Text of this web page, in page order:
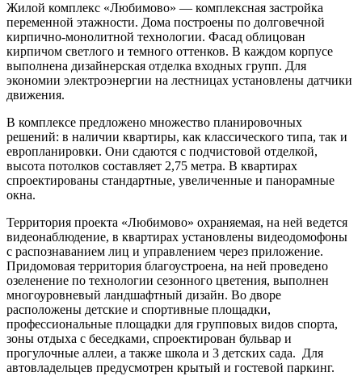
Жилой комплекс «Любимово» — комплексная застройка
переменной этажности. Дома построены по долговечной
кирпично-монолитной технологии. Фасад облицован
кирпичом светлого и темного оттенков. В каждом корпусе
выполнена дизайнерская отделка входных групп. Для
экономии электроэнергии на лестницах установлены датчики
движения.
В комплексе предложено множество планировочных
решений: в наличии квартиры, как классического типа, так и
европланировки. Они сдаются с подчистовой отделкой,
высота потолков составляет 2,75 метра. В квартирах
спроектированы стандартные, увеличенные и панорамные
окна.
Территория проекта «Любимово» охраняемая, на ней ведется
видеонаблюдение, в квартирах установлены видеодомофоны
с распознаванием лиц и управлением через приложение.
Придомовая территория благоустроена, на ней проведено
озеленение по технологии сезонного цветения, выполнен
многоуровневый ландшафтный дизайн. Во дворе
расположены детские и спортивные площадки,
профессиональные площадки для групповых видов спорта,
зоны отдыха с беседками, спроектирован бульвар и
прогулочные аллеи, а также школа и 3 детских сада. Для
автовладельцев предусмотрен крытый и гостевой паркинг.